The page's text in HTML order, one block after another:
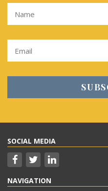
SOCIAL MEDIA
NAVIGATION